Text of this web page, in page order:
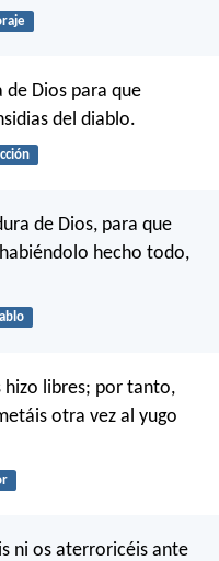
Dios para que
del diablo.
de Dios, para que
hecho todo,
hizo libres; por tanto,
otra vez al yugo
ni os aterroricéis ante